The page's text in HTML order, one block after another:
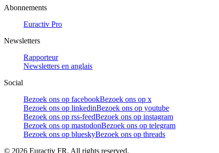
Abonnements
Euractiv Pro
Newsletters
Rapporteur
Newsletters en anglais
Social
Bezoek ons op facebookBezoek ons op x
Bezoek ons op linkedinBezoek ons op youtube
Bezoek ons op rss-feedBezoek ons op instagram
Bezoek ons op mastodonBezoek ons op telegram
Bezoek ons op blueskyBezoek ons op threads
© 2026 Euractiv FR. All rights reserved.